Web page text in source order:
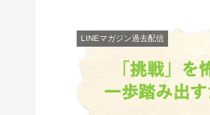
LINEマガジン過去配信